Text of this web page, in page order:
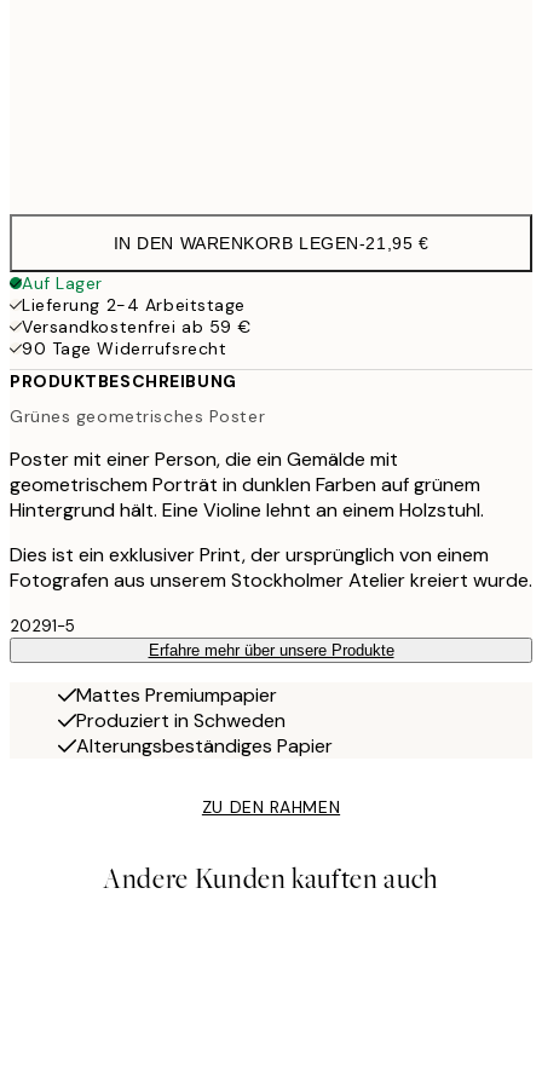
IN DEN WARENKORB LEGEN-21,95 €
Auf Lager
Lieferung 2-4 Arbeitstage
Versandkostenfrei ab 59 €
90 Tage Widerrufsrecht
PRODUKTBESCHREIBUNG
Grünes geometrisches Poster
Poster mit einer Person, die ein Gemälde mit
geometrischem Porträt in dunklen Farben auf grünem
Hintergrund hält. Eine Violine lehnt an einem Holzstuhl.
Dies ist ein exklusiver Print, der ursprünglich von einem
Fotografen aus unserem Stockholmer Atelier kreiert wurde.
20291-5
Erfahre mehr über unsere Produkte
Mattes Premiumpapier
Produziert in Schweden
Alterungsbeständiges Papier
ZU DEN RAHMEN
Andere Kunden kauften auch